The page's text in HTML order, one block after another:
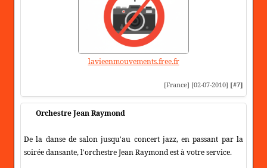
lavieenmouvements.free.fr
[France] [02-07-2010] [#7]
Orchestre Jean Raymond
De la danse de salon jusqu'au concert jazz, en passant par la
soirée dansante, l'orchestre Jean Raymond est à votre service.